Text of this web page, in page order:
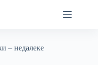
– недалеке